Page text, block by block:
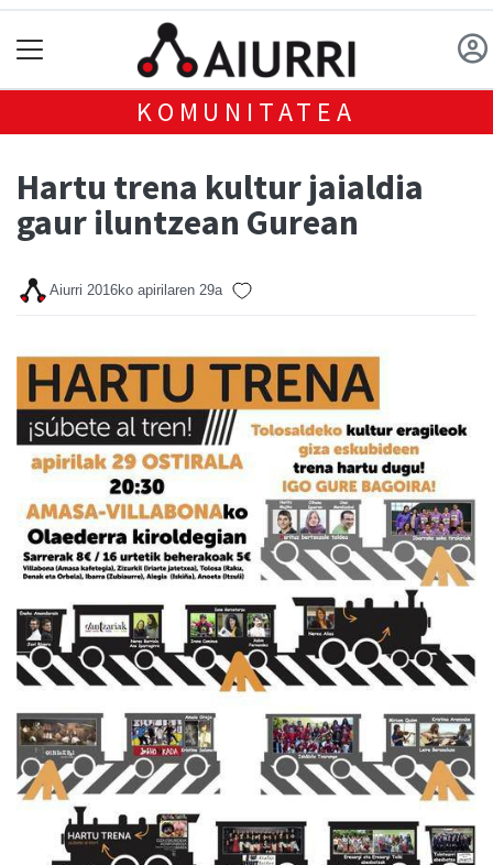
KOMUNITATEA
Hartu trena kultur jaialdia
gaur iluntzean Gurean
Aiurri 2016ko apirilaren 29a